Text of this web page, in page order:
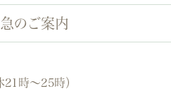
のご案内
時～25時）